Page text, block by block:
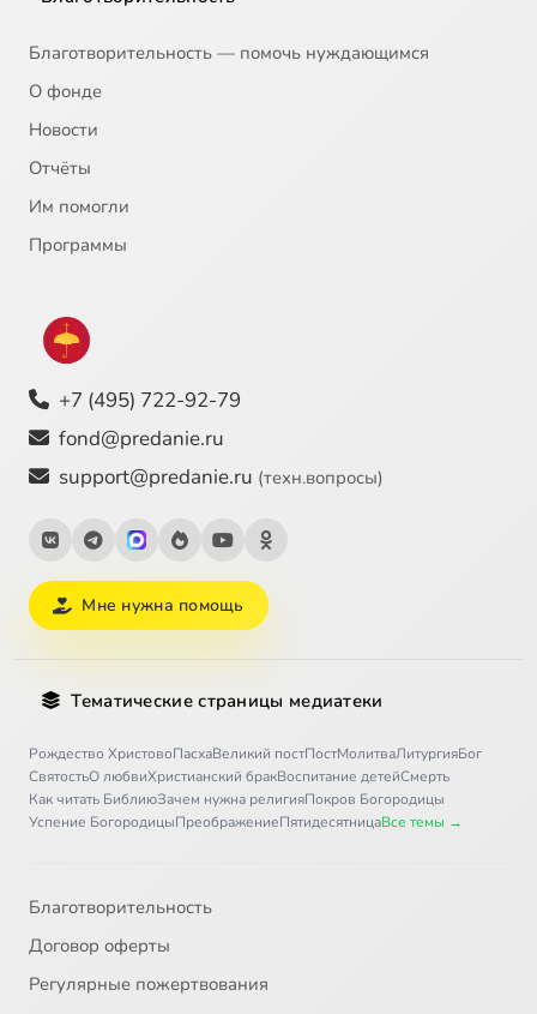
Благотворительность — помочь нуждающимся
О фонде
Новости
Отчёты
Им помогли
Программы
+7 (495) 722-92-79
fond@predanie.ru
support@predanie.ru (техн.вопросы)
Мне нужна помощь
Тематические страницы медиатеки
Рождество ХристовоПасхаВеликий постПостМолитваЛитургияБог
СвятостьО любвиХристианский бракВоспитание детейСмерть
Как читать БиблиюЗачем нужна религияПокров Богородицы
Успение БогородицыПреображениеПятидесятницаВсе темы →
Благотворительность
Договор оферты
Регулярные пожертвования